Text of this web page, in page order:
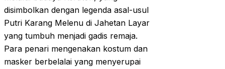
disimbolkan dengan legenda asal-usul
Putri Karang Melenu di Jahetan Layar
yang tumbuh menjadi gadis remaja.
Para penari mengenakan kostum dan
masker berbelalai yang menyerupai